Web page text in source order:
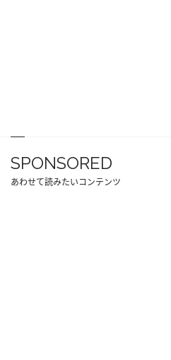
SPONSORED
あわせて読みたいコンテンツ